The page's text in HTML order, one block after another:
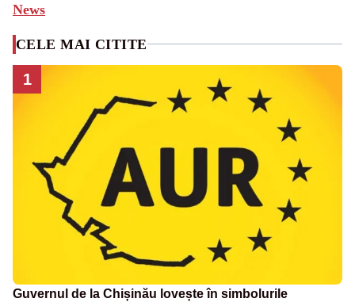
News
CELE MAI CITITE
1
Guvernul de la Chișinău lovește în simbolurile